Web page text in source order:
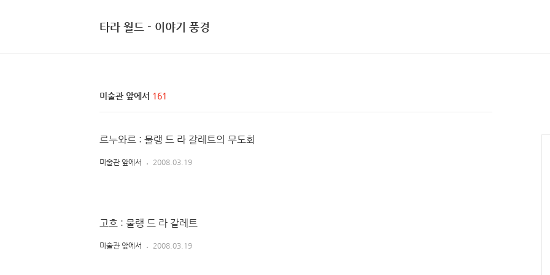
타라 월드 - 이야기 풍경
미술관 앞에서 161
르누와르 : 물랭 드 라 갈레트의 무도회
미술관 앞에서 2008.03.19
고흐 : 물랭 드 라 갈레트
미술관 앞에서 2008.03.19